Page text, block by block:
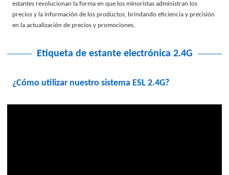
estantes revolucionan la forma en que los minoristas administran los
precios y la información de los productos, brindando eficiencia y precisión
en la actualización de precios y promociones.
Etiqueta de estante electrónica 2.4G
¿Cómo utilizar nuestro sistema ESL 2.4G?